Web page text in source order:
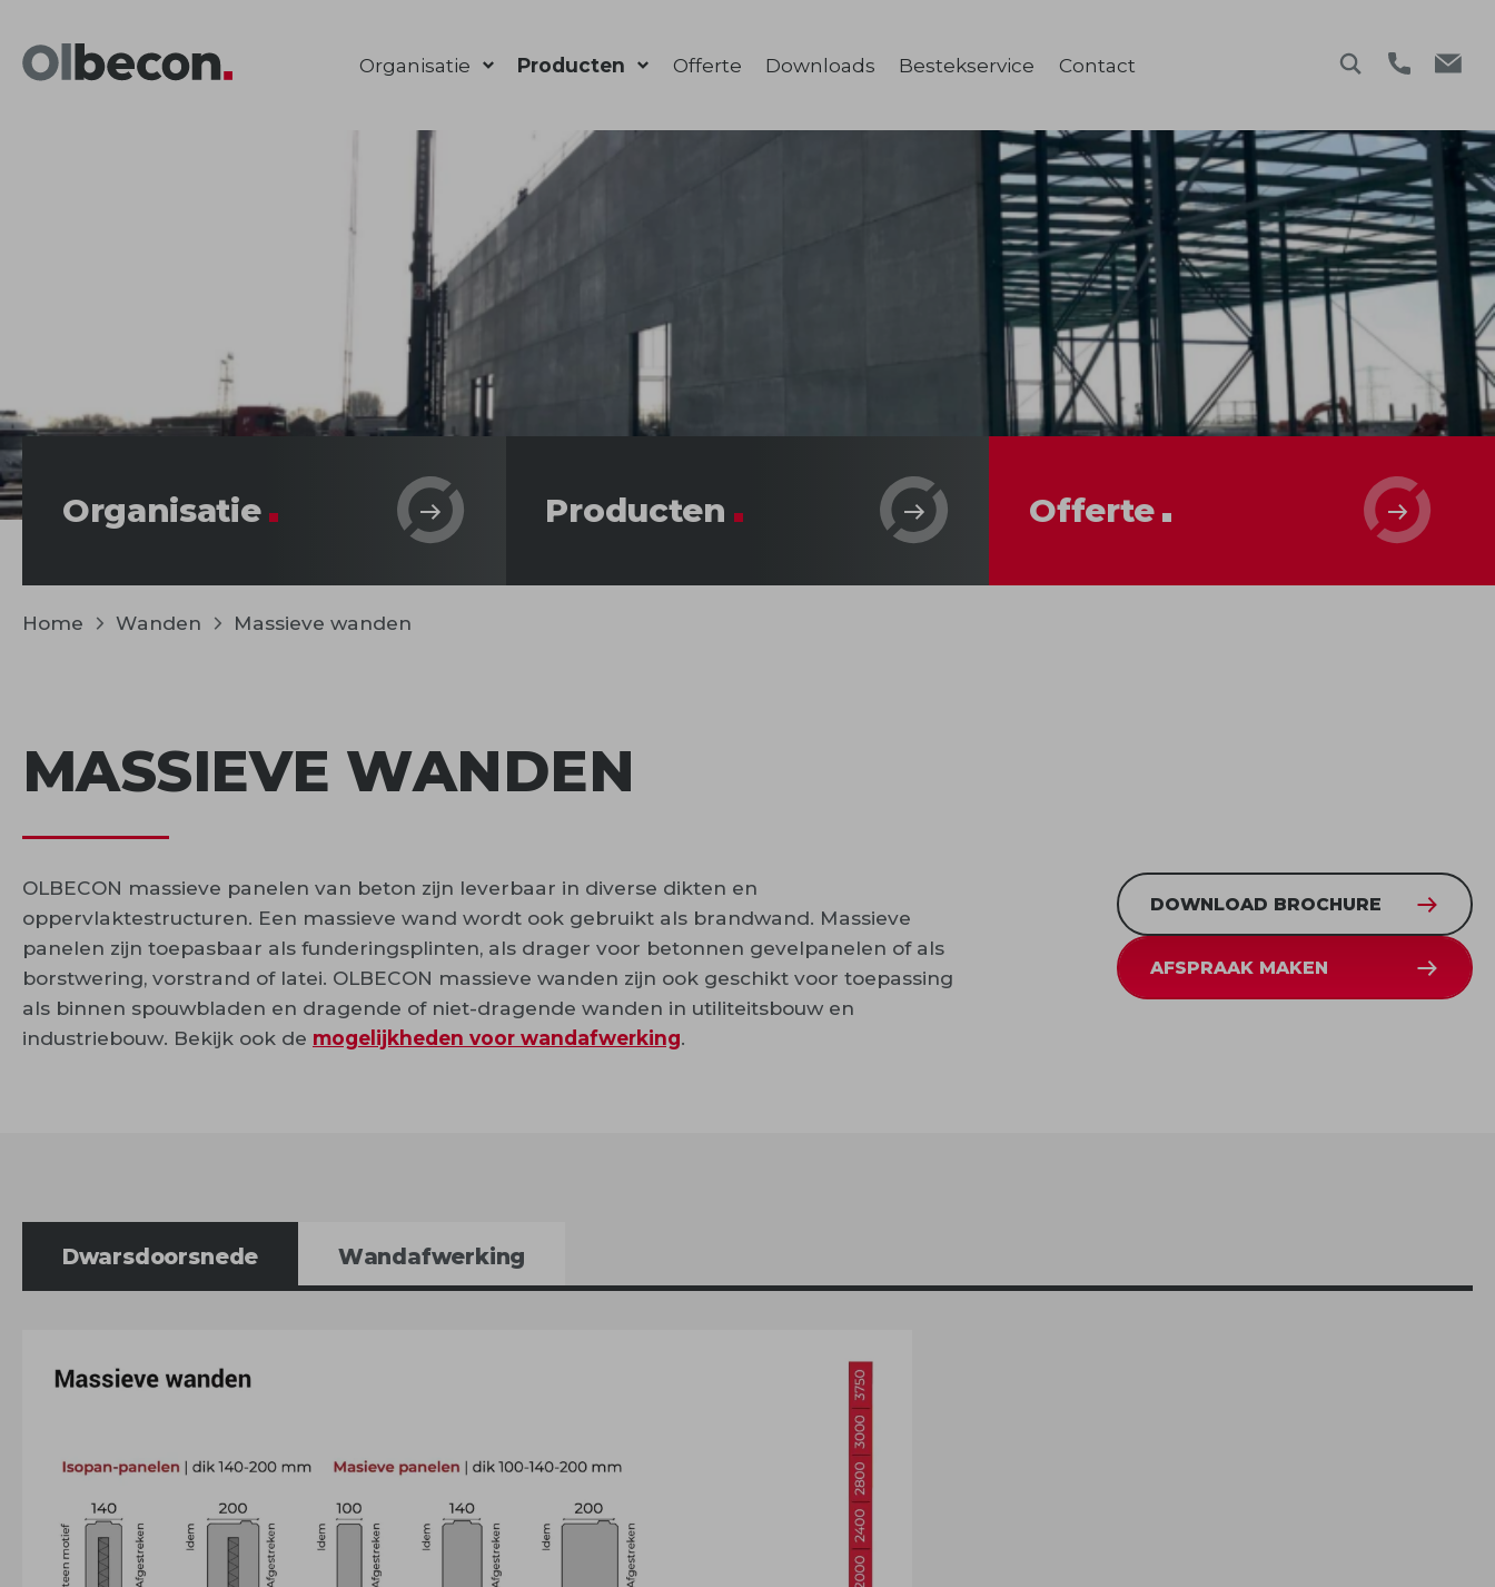
Navigatie
overslaan
Organisatie Producten Offerte Downloads Bestekservice Contact
Organisatie Producten Offerte
Home Wanden Massieve wanden
MASSIEVE WANDEN
OLBECON massieve panelen van beton zijn leverbaar in diverse dikten en
oppervlaktestructuren. Een massieve wand wordt ook gebruikt als brandwand. Massieve
panelen zijn toepasbaar als funderingsplinten, als drager voor betonnen gevelpanelen of als
borstwering, vorstrand of latei. OLBECON massieve wanden zijn ook geschikt voor toepassing
als binnen spouwbladen en dragende of niet-dragende wanden in utiliteitsbouw en
industriebouw. Bekijk ook de mogelijkheden voor wandafwerking.
DOWNLOAD BROCHURE
AFSPRAAK MAKEN
Dwarsdoorsnede Wandafwerking